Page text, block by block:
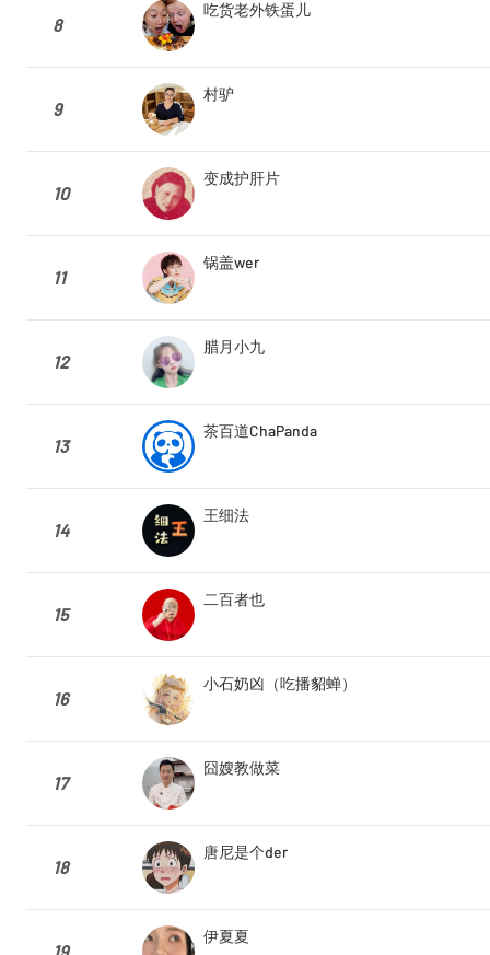
8
吃货老外铁蛋儿
9
村驴
10
变成护肝片
11
锅盖wer
12
腊月小九
13
茶百道ChaPanda
14
王细法
15
二百者也
16
小石奶凶（吃播貂蝉）
17
囧嫂教做菜
18
唐尼是个der
伊夏夏